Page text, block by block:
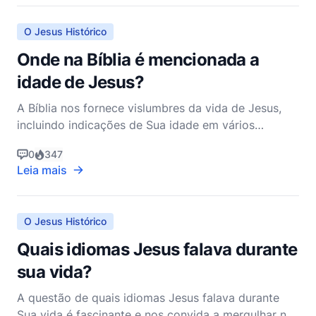
Evangelhos e do contexto histórico para chegar a
uma estimativa r
O Jesus Histórico
Onde na Bíblia é mencionada a
idade de Jesus?
A Bíblia nos fornece vislumbres da vida de Jesus,
incluindo indicações de Sua idade em vários
biografia abrangente no sentido moderno. Os
Evangelhos, que são as principais fontes de
informação sobre a vida de Jesus, concentram-se
mais em Seus ensinamentos
0 347
Leia mais
O Jesus Histórico
Quais idiomas Jesus falava durante
sua vida?
A questão de quais idiomas Jesus falava durante